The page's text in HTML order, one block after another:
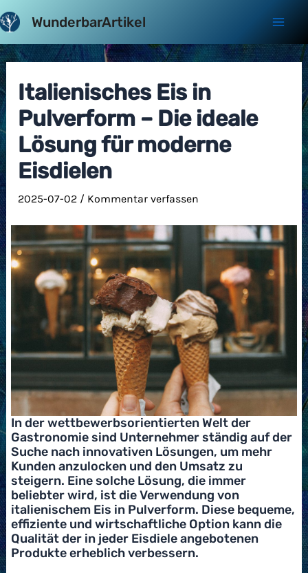
Zum
Inhalt
springen
WunderbarArtikel
Italienisches Eis in
Pulverform – Die ideale
Lösung für moderne
Eisdielen
2025-07-02 / Kommentar verfassen
In der wettbewerbsorientierten Welt der
Gastronomie sind Unternehmer ständig auf der
Suche nach innovativen Lösungen, um mehr
Kunden anzulocken und den Umsatz zu
steigern. Eine solche Lösung, die immer
beliebter wird, ist die Verwendung von
italienischem Eis in Pulverform. Diese bequeme,
effiziente und wirtschaftliche Option kann die
Qualität der in jeder Eisdiele angebotenen
Produkte erheblich verbessern.